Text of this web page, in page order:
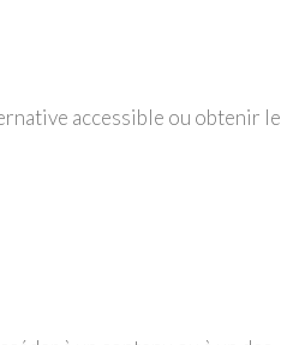
accessible ou obtenir le